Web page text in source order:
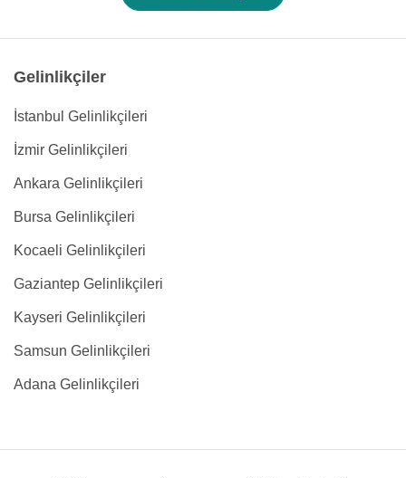
Gelinlikçiler
İstanbul Gelinlikçileri
İzmir Gelinlikçileri
Ankara Gelinlikçileri
Bursa Gelinlikçileri
Kocaeli Gelinlikçileri
Gaziantep Gelinlikçileri
Kayseri Gelinlikçileri
Samsun Gelinlikçileri
Adana Gelinlikçileri